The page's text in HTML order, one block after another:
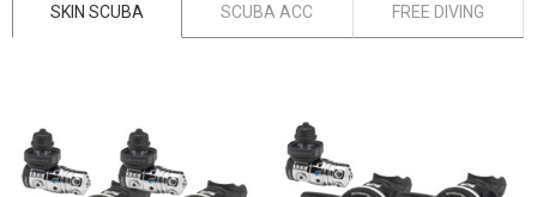
SKIN SCUBA SCUBA ACC FREE DIVING